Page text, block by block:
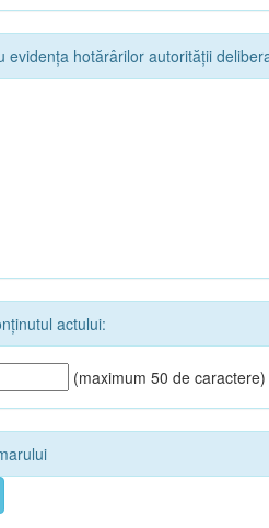
evidența hotărârilor autorității
actului:
(maximum 50 de caractere)